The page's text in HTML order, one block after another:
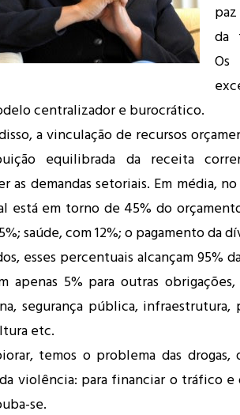
da
centralizador e burocrático.
a vinculação de recursos
equilibrada da receita
as demandas setoriais. Em média,
está em torno de 45% do
saúde, com 12%; o pagamento da
esses percentuais alcançam 95%
apenas 5% para outras
segurança pública, infraestrutura,
etc.
temos o problema das
violência: para financiar o tráfico e
se.